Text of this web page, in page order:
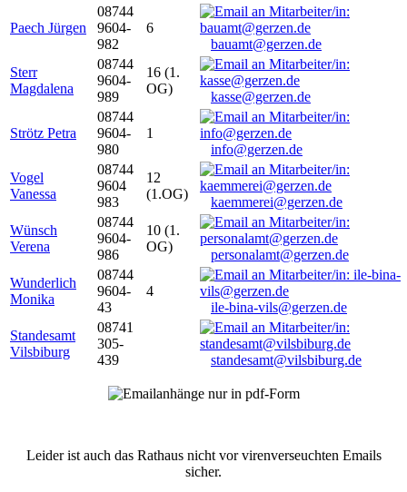
Paech Jürgen
08744
9604-
982
6
bauamt@gerzen.de
Sterr
Magdalena
08744
9604-
989
16 (1.
OG)
kasse@gerzen.de
Strötz Petra
08744
9604-
980
1
info@gerzen.de
Vogel
Vanessa
08744
9604
983
12
(1.OG)
kaemmerei@gerzen.de
Wünsch
Verena
08744
9604-
986
10 (1.
OG)
personalamt@gerzen.de
Wunderlich
Monika
08744
9604-
43
4
ile-bina-vils@gerzen.de
Standesamt
Vilsbiburg
08741
305-
439
standesamt@vilsbiburg.de
Leider ist auch das Rathaus nicht vor virenverseuchten Emails
sicher.